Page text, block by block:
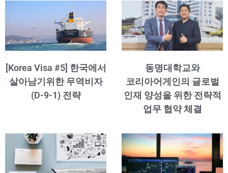
[Korea Visa #5] 한국에서
살아남기위한 무역비자
(D-9-1) 전략
동명대학교와
코리아어게인의 글로벌
인재 양성을 위한 전략적
업무 협약 체결